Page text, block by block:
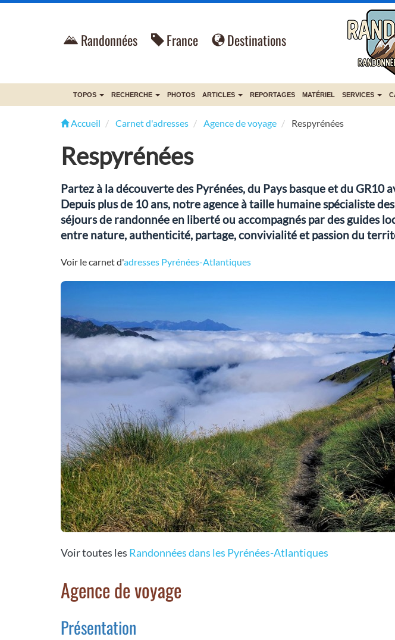
Randonnées France Destinations
TOPOS RECHERCHE PHOTOS ARTICLES REPORTAGES MATÉRIEL SERVICES
Accueil Carnet d'adresses Agence de voyage Respyrénées
Respyrénées
Partez à la découverte des Pyrénées, du Pays basque et du GR10
Depuis plus de 10 ans, notre agence à taille humaine spécialiste
séjours de randonnée en liberté ou accompagnés par des guides
entre nature, authenticité, partage, convivialité et passion du
Voir le carnet d'adresses Pyrénées-Atlantiques
Voir toutes les Randonnées dans les Pyrénées-Atlantiques
Agence de voyage
Présentation